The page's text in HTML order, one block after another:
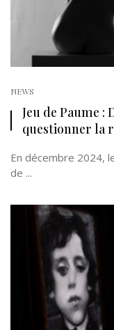
NEWS
Jeu de Paume :
questionner la
En décembre 2024,
de ...